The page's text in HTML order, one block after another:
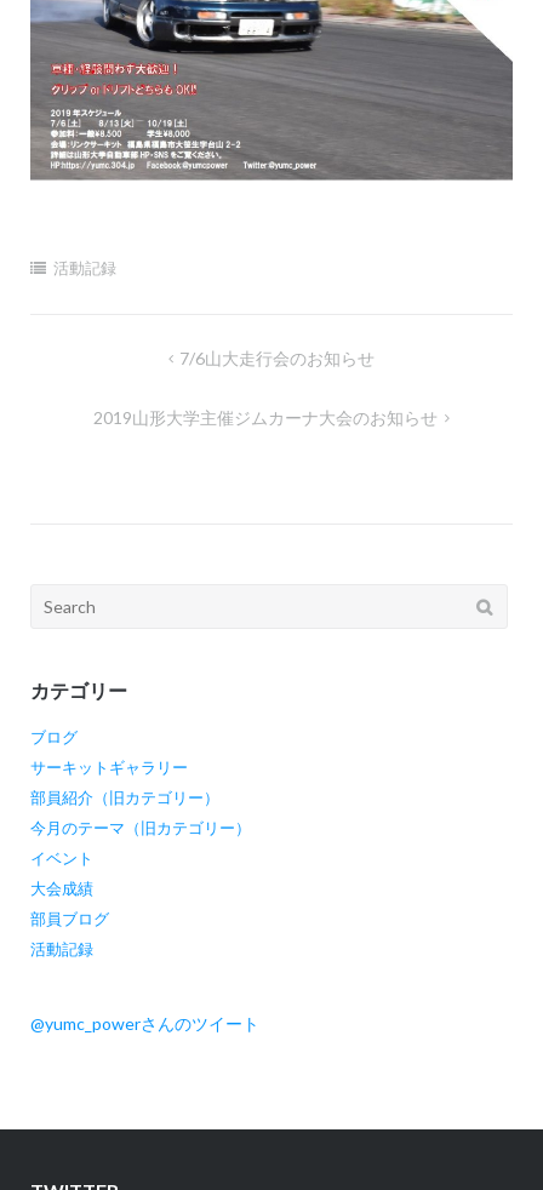
活動記録
ョ
7/6山大走行会のお知らせ
2019山形大学主催ジムカーナ大会のお知らせ
Search
カテゴリー
ブログ
サーキットギャラリー
部員紹介（旧カテゴリー）
今月のテーマ（旧カテゴリー）
イベント
大会成績
部員ブログ
活動記録
@yumc_powerさんのツイート